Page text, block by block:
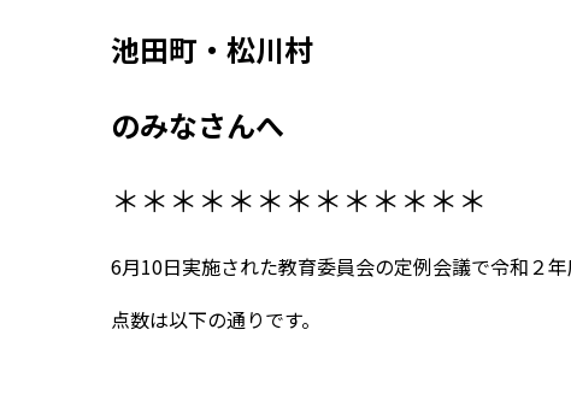
池田町・松川村
のみなさんへ
＊＊＊＊＊＊＊＊＊＊＊＊＊
6月10日実施された教育委員会の定例会議で令和２
点数は以下の通りです。